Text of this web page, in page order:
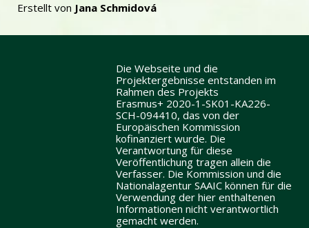
Erstellt von Jana Schmidová
Die Webseite und die
Projektergebnisse entstanden im
Rahmen des Projekts
Erasmus+ 2020-1-SK01-KA226-
SCH-094410, das von der
Europäischen Kommission
kofinanziert wurde. Die
Verantwortung für diese
Veröffentlichung tragen allein die
Verfasser. Die Kommission und die
Nationalagentur SAAIC können für die
Verwendung der hier enthaltenen
Informationen nicht verantwortlich
gemacht werden.